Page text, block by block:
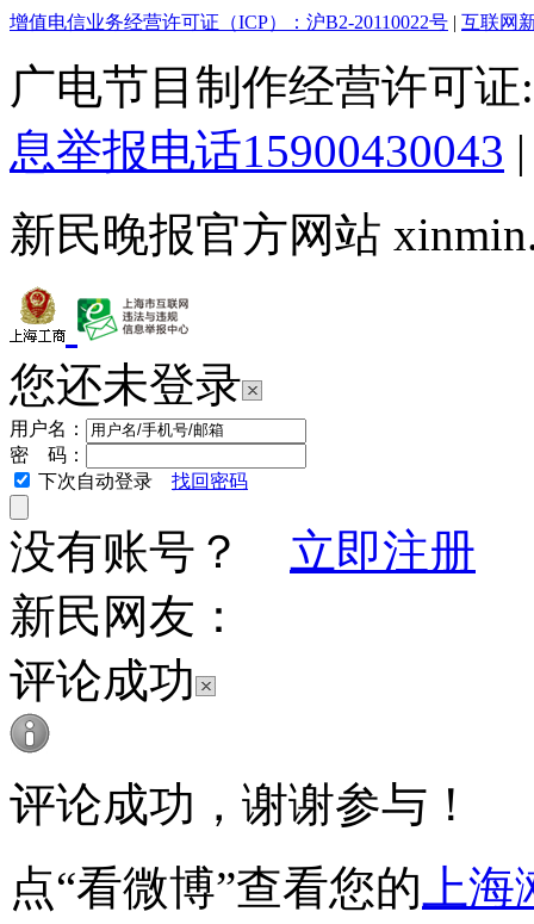
增值电信业务经营许可证（ICP）：沪B2-20110022号 互联网
广电节目制作经营许可
息举报电话15900430043
新民晚报官方网站
您还未登录
用户名：
密 码：
下次自动登录 找回密码
没有账号？ 立即注册
新民网友：
评论成功
评论成功，谢谢参与！
点“看微博”查看您的 上